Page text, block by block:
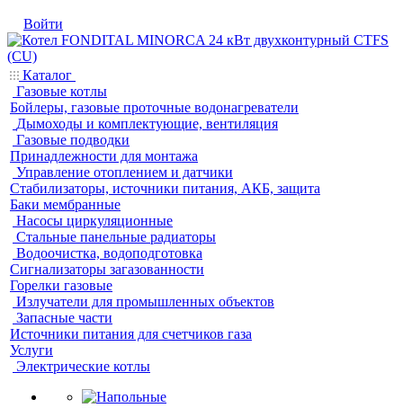
Войти
Каталог
Газовые котлы
Бойлеры, газовые проточные водонагреватели
Дымоходы и комплектующие, вентиляция
Газовые подводки
Принадлежности для монтажа
Управление отоплением и датчики
Стабилизаторы, источники питания, АКБ, защита
Баки мембранные
Насосы циркуляционные
Стальные панельные радиаторы
Водоочистка, водоподготовка
Сигнализаторы загазованности
Горелки газовые
Излучатели для промышленных объектов
Запасные части
Источники питания для счетчиков газа
Услуги
Электрические котлы